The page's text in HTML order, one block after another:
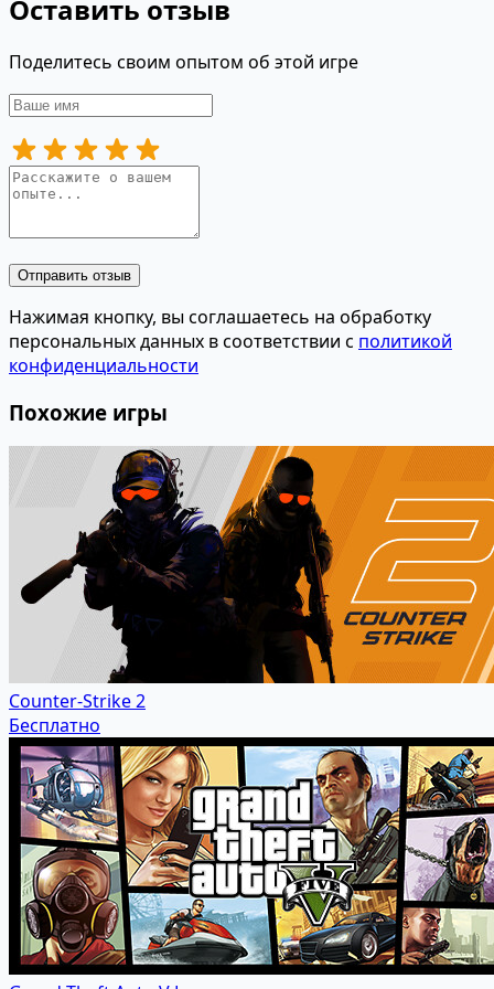
Оставить отзыв
Поделитесь своим опытом об этой игре
Отправить отзыв
Нажимая кнопку, вы соглашаетесь на обработку
персональных данных в соответствии с политикой
конфиденциальности
Похожие игры
Counter-Strike 2
Бесплатно